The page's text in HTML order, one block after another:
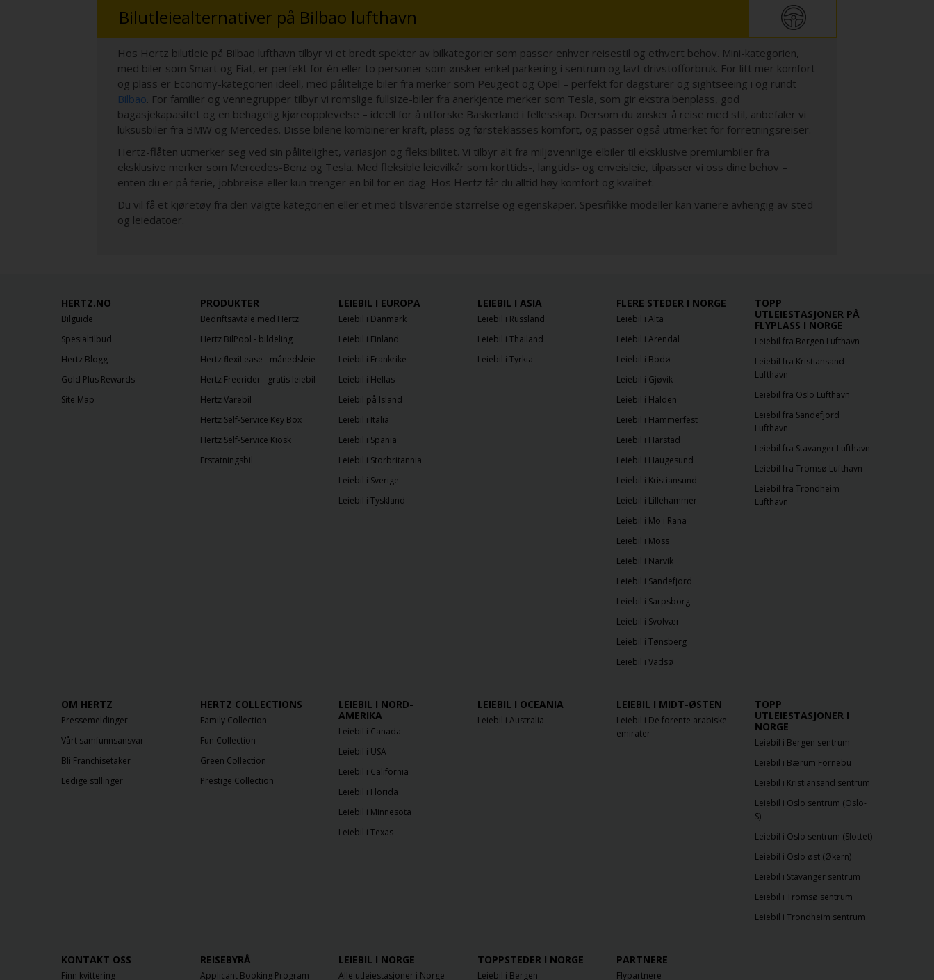
Bilutleiealternativer på Bilbao lufthavn
Hos Hertz bilutleie på Bilbao lufthavn tilbyr vi et bredt spekter av bilkategorier som passer enhver reisestil og ethvert behov. Mini-kategorien,
med biler som Smart og Fiat, er perfekt for én eller to personer som ønsker enkel parkering i sentrum og lavt drivstofforbruk. For litt mer komfort
og plass er Economy-kategorien ideell, med pålitelige biler fra merker som Peugeot og Opel – perfekt for dagsturer og sightseeing i og rundt
Bilbao. For familier og vennegrupper tilbyr vi romslige fullsize-biler fra anerkjente merker som Tesla, som gir ekstra benplass, god
bagasjekapasitet og en behagelig kjøreopplevelse – ideell for å utforske Baskerland i fellesskap. Dersom du ønsker å reise med stil, anbefaler vi
luksusbiler fra BMW og Mercedes. Disse bilene kombinerer kraft, plass og førsteklasses komfort, og passer også utmerket for forretningsreiser.
Hertz-flåten utmerker seg ved sin pålitelighet, variasjon og fleksibilitet. Vi tilbyr alt fra miljøvennlige elbiler til eksklusive premiumbiler fra
eksklusive merker som Mercedes-Benz og Tesla. Med fleksible leievilkår som korttids-, langtids- og enveisleie, tilpasser vi oss dine behov –
enten du er på ferie, jobbreise eller kun trenger en bil for en dag. Hos Hertz får du alltid høy komfort og kvalitet.
Du vil få et kjøretøy fra den valgte kategorien eller et med tilsvarende størrelse og egenskaper. Spesifikke modeller kan variere avhengig av sted
og leiedatoer.
HERTZ.NO
Bilguide
Spesialtilbud
Hertz Blogg
Gold Plus Rewards
Site Map
PRODUKTER
Bedriftsavtale med Hertz
Hertz BilPool - bildeling
Hertz flexiLease - månedsleie
Hertz Freerider - gratis leiebil
Hertz Varebil
Hertz Self-Service Key Box
Hertz Self-Service Kiosk
Erstatningsbil
LEIEBIL I EUROPA
Leiebil i Danmark
Leiebil i Finland
Leiebil i Frankrike
Leiebil i Hellas
Leiebil på Island
Leiebil i Italia
Leiebil i Spania
Leiebil i Storbritannia
Leiebil i Sverige
Leiebil i Tyskland
LEIEBIL I ASIA
Leiebil i Russland
Leiebil i Thailand
Leiebil i Tyrkia
FLERE STEDER I NORGE
Leiebil i Alta
Leiebil i Arendal
Leiebil i Bodø
Leiebil i Gjøvik
Leiebil i Halden
Leiebil i Hammerfest
Leiebil i Harstad
Leiebil i Haugesund
Leiebil i Kristiansund
Leiebil i Lillehammer
Leiebil i Mo i Rana
Leiebil i Moss
Leiebil i Narvik
Leiebil i Sandefjord
Leiebil i Sarpsborg
Leiebil i Svolvær
Leiebil i Tønsberg
Leiebil i Vadsø
TOPP
UTLEIESTASJONER PÅ
FLYPLASS I NORGE
Leiebil fra Bergen Lufthavn
Leiebil fra Kristiansand
Lufthavn
Leiebil fra Oslo Lufthavn
Leiebil fra Sandefjord
Lufthavn
Leiebil fra Stavanger Lufthavn
Leiebil fra Tromsø Lufthavn
Leiebil fra Trondheim
Lufthavn
OM HERTZ
Pressemeldinger
Vårt samfunnsansvar
Bli Franchisetaker
Ledige stillinger
HERTZ COLLECTIONS
Family Collection
Fun Collection
Green Collection
Prestige Collection
LEIEBIL I NORD-
AMERIKA
Leiebil i Canada
Leiebil i USA
Leiebil i California
Leiebil i Florida
Leiebil i Minnesota
Leiebil i Texas
LEIEBIL I OCEANIA
Leiebil i Australia
LEIEBIL I MIDT-ØSTEN
Leiebil i De forente arabiske
emirater
TOPP
UTLEIESTASJONER I
NORGE
Leiebil i Bergen sentrum
Leiebil i Bærum Fornebu
Leiebil i Kristiansand sentrum
Leiebil i Oslo sentrum (Oslo-
S)
Leiebil i Oslo sentrum (Slottet)
Leiebil i Oslo øst (Økern)
Leiebil i Stavanger sentrum
Leiebil i Tromsø sentrum
Leiebil i Trondheim sentrum
KONTAKT OSS
Finn kvittering
REISEBYRÅ
Applicant Booking Program
LEIEBIL I NORGE
Alle utleiestasjoner i Norge
TOPPSTEDER I NORGE
Leiebil i Bergen
PARTNERE
Flypartnere